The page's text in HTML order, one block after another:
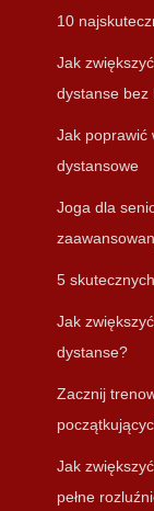
10
Jak
dystanse bez
Jak poprawić
dystansowe
Joga dla
5
Jak
dystanse?
Zacznij
Jak
pełne